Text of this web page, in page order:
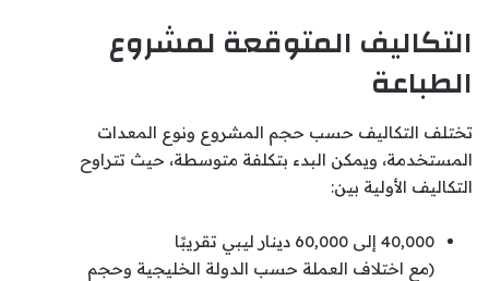
التكاليف المتوقعة لمشروع
الطباعة
تختلف التكاليف حسب حجم المشروع ونوع المعدات
المستخدمة، ويمكن البدء بتكلفة متوسطة، حيث تتراوح
التكاليف الأولية بين:
40,000 إلى 60,000 دينار ليبي تقريبًا
(مع اختلاف العملة حسب الدولة الخليجية وحجم